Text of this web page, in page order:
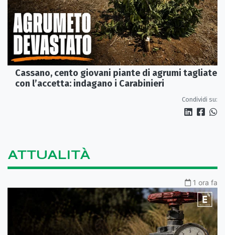
Cassano, cento giovani piante di agrumi tagliate
con l’accetta: indagano i Carabinieri
Condividi su:
ATTUALITÀ
1 ora fa